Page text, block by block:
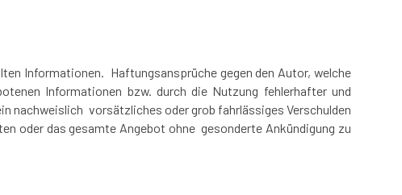
Informationen. Haftungsansprüche gegen den Autor, welche
Informationen bzw. durch die Nutzung fehlerhafter und
nachweislich vorsätzliches oder grob fahrlässiges Verschulden
oder das gesamte Angebot ohne gesonderte Ankündigung zu